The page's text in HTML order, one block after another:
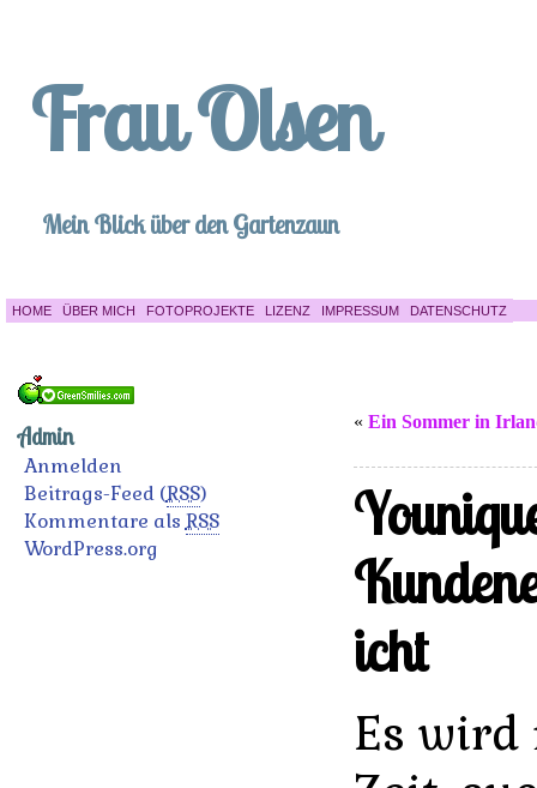
Frau Olsen
Mein Blick über den Gartenzaun
HOME ÜBER MICH FOTOPROJEKTE LIZENZ IMPRESSUM DATENSCHUTZ
Admin
Anmelden
Beitrags-Feed (RSS)
Kommentare als RSS
WordPress.org
« Ein Sommer in
icht
Es